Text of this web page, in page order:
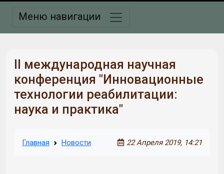
Меню навигации
II международная научная
конференция "Инновационные
технологии реабилитации:
наука и практика"
Главная Новости 22 Апреля 2019, 14:21